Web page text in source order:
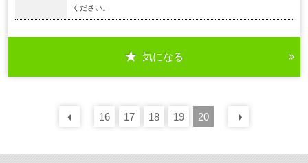
ください。
気になる
前の 30件
16 17 18 19 20